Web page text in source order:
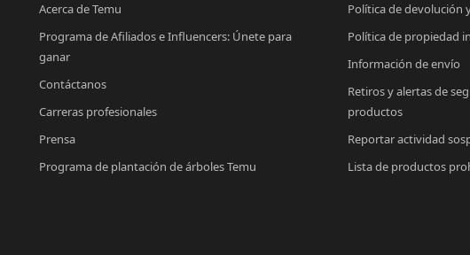
Acerca de Temu
Programa de Afiliados e Influencers: Únete para
ganar
Contáctanos
Carreras profesionales
Prensa
Programa de plantación de árboles Temu
Política de devolución
Política de propiedad
Información de envío
Retiros y alertas de
productos
Reportar actividad
Lista de productos